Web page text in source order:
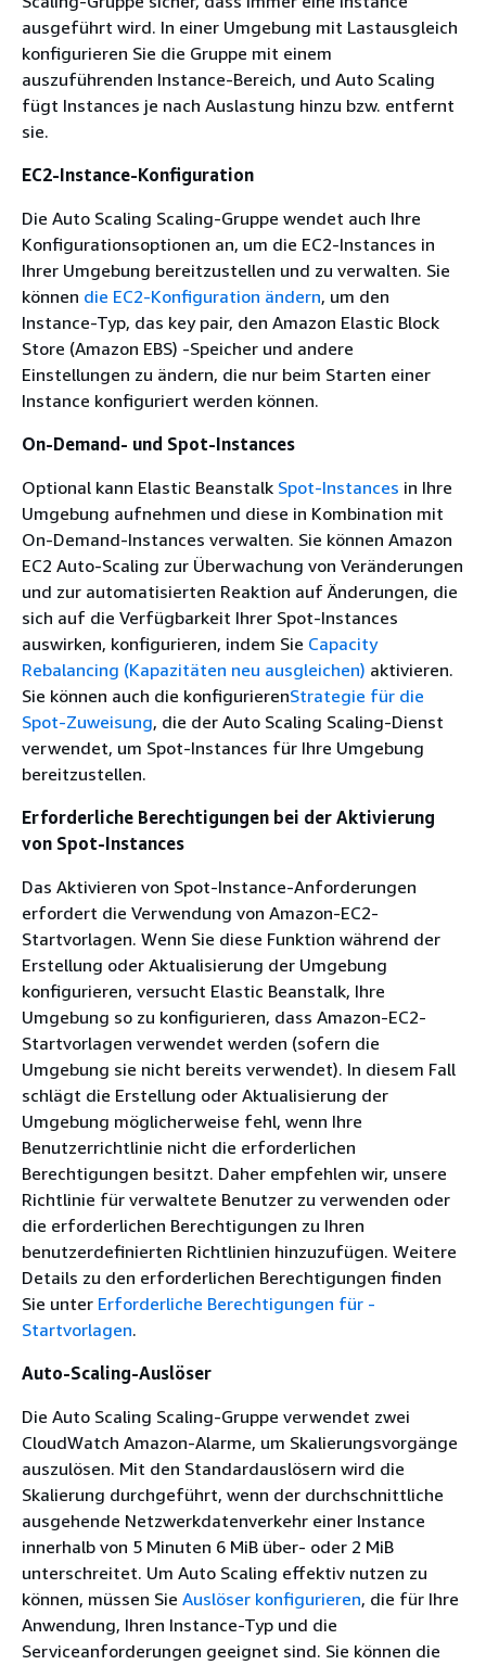
ausgeführt wird. In einer Umgebung mit Lastausgleich
konfigurieren Sie die Gruppe mit einem
auszuführenden Instance-Bereich, und Auto Scaling
fügt Instances je nach Auslastung hinzu bzw. entfernt
sie.
EC2-Instance-Konfiguration
Die Auto Scaling Scaling-Gruppe wendet auch Ihre
Konfigurationsoptionen an, um die EC2-Instances in
Ihrer Umgebung bereitzustellen und zu verwalten. Sie
können die EC2-Konfiguration ändern, um den
Instance-Typ, das key pair, den Amazon Elastic Block
Store (Amazon EBS) -Speicher und andere
Einstellungen zu ändern, die nur beim Starten einer
Instance konfiguriert werden können.
On-Demand- und Spot-Instances
Optional kann Elastic Beanstalk Spot-Instances in Ihre
Umgebung aufnehmen und diese in Kombination mit
On-Demand-Instances verwalten. Sie können Amazon
EC2 Auto-Scaling zur Überwachung von Veränderungen
und zur automatisierten Reaktion auf Änderungen, die
sich auf die Verfügbarkeit Ihrer Spot-Instances
auswirken, konfigurieren, indem Sie Capacity
Rebalancing (Kapazitäten neu ausgleichen) aktivieren.
Sie können auch die konfigurierenStrategie für die
Spot-Zuweisung, die der Auto Scaling Scaling-Dienst
verwendet, um Spot-Instances für Ihre Umgebung
bereitzustellen.
Erforderliche Berechtigungen bei der Aktivierung
von Spot-Instances
Das Aktivieren von Spot-Instance-Anforderungen
erfordert die Verwendung von Amazon-EC2-
Startvorlagen. Wenn Sie diese Funktion während der
Erstellung oder Aktualisierung der Umgebung
konfigurieren, versucht Elastic Beanstalk, Ihre
Umgebung so zu konfigurieren, dass Amazon-EC2-
Startvorlagen verwendet werden (sofern die
Umgebung sie nicht bereits verwendet). In diesem Fall
schlägt die Erstellung oder Aktualisierung der
Umgebung möglicherweise fehl, wenn Ihre
Benutzerrichtlinie nicht die erforderlichen
Berechtigungen besitzt. Daher empfehlen wir, unsere
Richtlinie für verwaltete Benutzer zu verwenden oder
die erforderlichen Berechtigungen zu Ihren
benutzerdefinierten Richtlinien hinzuzufügen. Weitere
Details zu den erforderlichen Berechtigungen finden
Sie unter Erforderliche Berechtigungen für -
Startvorlagen.
Auto-Scaling-Auslöser
Die Auto Scaling Scaling-Gruppe verwendet zwei
CloudWatch Amazon-Alarme, um Skalierungsvorgänge
auszulösen. Mit den Standardauslösern wird die
Skalierung durchgeführt, wenn der durchschnittliche
ausgehende Netzwerkdatenverkehr einer Instance
innerhalb von 5 Minuten 6 MiB über- oder 2 MiB
unterschreitet. Um Auto Scaling effektiv nutzen zu
können, müssen Sie Auslöser konfigurieren, die für Ihre
Anwendung, Ihren Instance-Typ und die
Serviceanforderungen geeignet sind. Sie können die